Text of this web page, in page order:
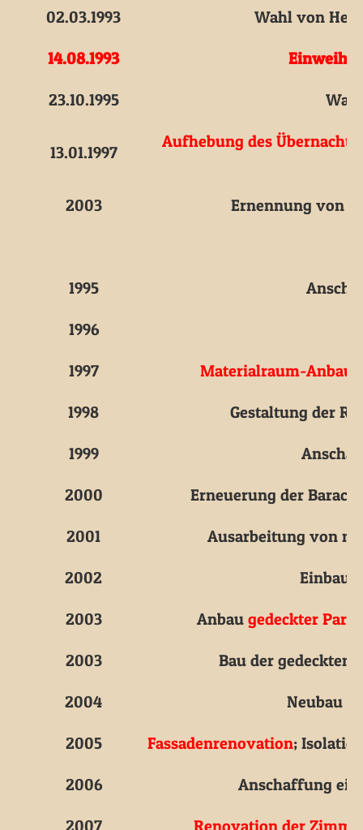
02.03.1993 Wahl von
14.08.1993
23.10.1995
13.01.1997
Aufhebung des
2003 Ernennung von
1995
1996
1997 Materialraum-Anbau
1998 Gestaltung der
1999
2000 Erneuerung der
2001 Ausarbeitung von
2002 Einbau
2003 Anbau gedeckter
2003 Bau der gedeckten
2004 Neubau
2005 Fassadenrenovation;
2006 Anschaffung
2007 Renovation der